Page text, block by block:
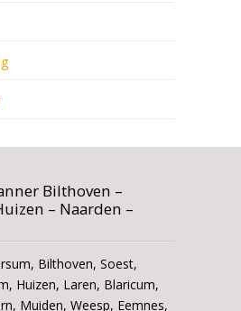
Bilthoven –
– Naarden –
Bilthoven, Soest,
Huizen, Laren, Blaricum,
Muiden, Weesp, Eemnes,